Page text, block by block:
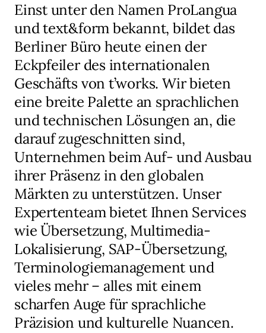
Einst unter den Namen ProLangua
und text&form bekannt, bildet das
Berliner Büro heute einen der
Eckpfeiler des internationalen
Geschäfts von t’works. Wir bieten
eine breite Palette an sprachlichen
und technischen Lösungen an, die
darauf zugeschnitten sind,
Unternehmen beim Auf- und Ausbau
ihrer Präsenz in den globalen
Märkten zu unterstützen. Unser
Expertenteam bietet Ihnen Services
wie Übersetzung, Multimedia-
Lokalisierung, SAP-Übersetzung,
Terminologiemanagement und
vieles mehr – alles mit einem
scharfen Auge für sprachliche
Präzision und kulturelle Nuancen.